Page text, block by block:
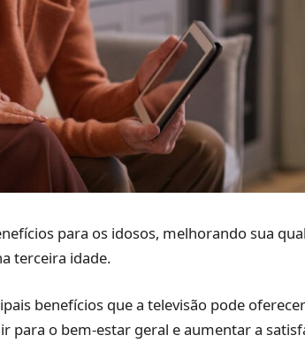
para os idosos, melhorando sua
terceira idade.
benefícios que a televisão pode
para o bem-estar geral e aumentar a